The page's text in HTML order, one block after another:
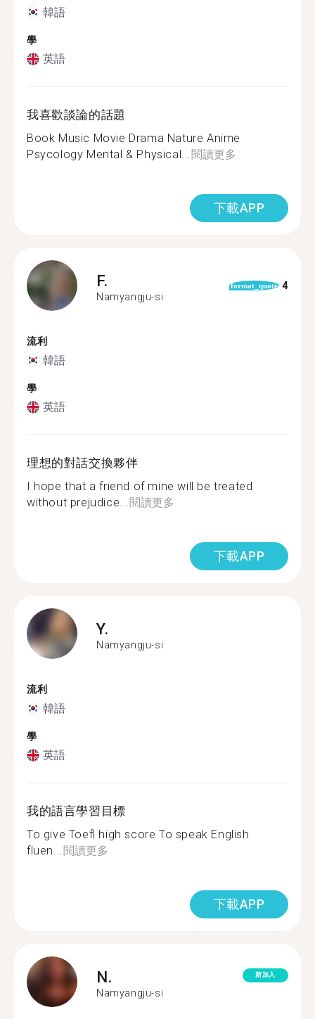
韓語
學
英語
我喜歡談論的話題
Book Music Movie Drama Nature Anime
Psycology Mental & Physical...閱讀更多
下載APP
F.
Namyangju-si
format_quote 4
流利
韓語
學
英語
理想的對話交換夥伴
I hope that a friend of mine will be treated
without prejudice...閱讀更多
下載APP
Y.
Namyangju-si
流利
韓語
學
英語
我的語言學習目標
To give Toefl high score To speak English
fluen...閱讀更多
下載APP
N.
Namyangju-si
新加入